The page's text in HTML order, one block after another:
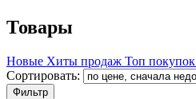
Товары
Новые Хиты продаж Топ покупок
Сортировать:
Фильтр